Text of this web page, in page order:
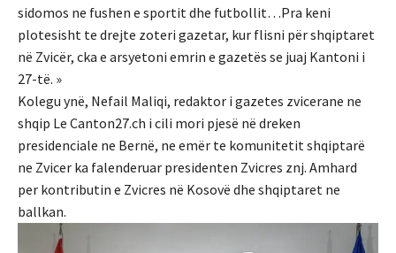
sidomos ne fushen e sportit dhe futbollit…Pra keni
plotesisht te drejte zoteri gazetar, kur flisni për shqiptaret
në Zvicër, cka e arsyetoni emrin e gazetës se juaj Kantoni i
27-të. »
Kolegu ynë, Nefail Maliqi, redaktor i gazetes zvicerane ne
shqip Le Canton27.ch i cili mori pjesë në dreken
presidenciale ne Bernë, ne emër te komunitetit shqiptarë
ne Zvicer ka falenderuar presidenten Zvicres znj. Amhard
per kontributin e Zvicres në Kosovë dhe shqiptaret ne
ballkan.